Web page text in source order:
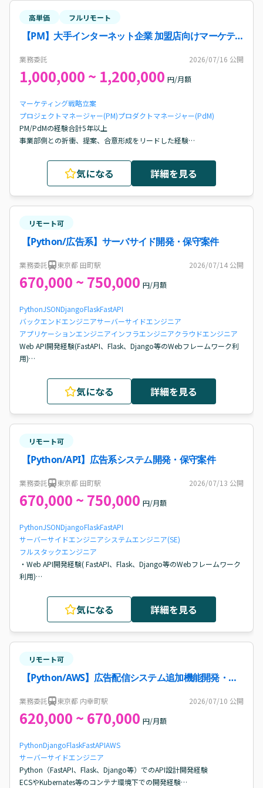
高単価 フルリモート
【PM】大手インターネット企業 加盟店向けマーケテ
業務委託 2026/07/16 公開
1,000,000 ~ 1,200,000 円/月額
マーケティング戦略立案
プロジェクトマネージャー(PM)プロダクトマネージャー(PdM)
PM/PdMの経験合計5年以上
事業部側との折衝、提案、合意形成をリードした経験
開発の知見
気になる 詳細を見る
リモート可
【Python/広告系】サーバサイド開発・保守案件
業務委託 東京都 田町駅 2026/07/14 公開
670,000 ~ 750,000 円/月額
PythonJSONDjangoFlaskFastAPI
バックエンドエンジニアサーバーサイドエンジニア
アプリケーションエンジニアインフラエンジニアクラウドエンジニア
Web API開発経験(FastAPI、Flask、Django等のWebフレームワーク利
用)
Kubernetes、GKE、CloudRun等)
各種プラットフォームが提供する API(REST/JSONベース)を利用した開
気になる 詳細を見る
リモート可
【Python/API】広告系システム開発・保守案件
業務委託 東京都 田町駅 2026/07/13 公開
670,000 ~ 750,000 円/月額
PythonJSONDjangoFlaskFastAPI
サーバーサイドエンジニアシステムエンジニア(SE)
フルスタックエンジニア
・Web API開発経験( FastAPI、Flask、Django等のWebフレームワーク
利用)
Kubernates、GKE、CloudRun等)
・各種プラットフォームが提供する API(REST/JSONベース)を利用した
開発の経験
気になる 詳細を見る
リモート可
【Python/AWS】広告配信システム追加機能開発・保
業務委託 東京都 内幸町駅 2026/07/10 公開
620,000 ~ 670,000 円/月額
PythonDjangoFlaskFastAPIAWS
サーバーサイドエンジニア
Python（FastAPI、Flask、Django等）でのAPI設計開発経験
ECSやKubernates等のコンテナ環境下での開発経験